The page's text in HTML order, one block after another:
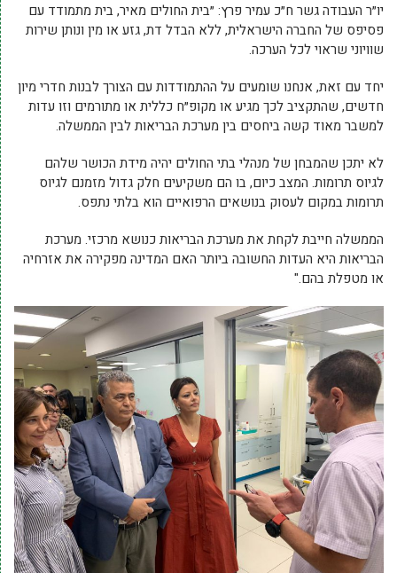
יו״ר העבודה גשר ח״כ עמיר פרץ: ״בית החולים מאיר, בית מתמודד עם
פסיפס של החברה הישראלית, ללא הבדל דת, גזע או מין ונותן שירות
שוויוני שראוי לכל הערכה.
יחד עם זאת, אנחנו שומעים על ההתמודדות עם הצורך לבנות חדרי מיון
חדשים, שהתקציב לכך מגיע או מקופ״ח כללית או מתורמים וזו עדות
למשבר מאוד קשה ביחסים בין מערכת הבריאות לבין הממשלה.
לא יתכן שהמבחן של מנהלי בתי החולים יהיה מידת הכושר שלהם
לגיוס תרומות. המצב כיום, בו הם משקיעים חלק גדול מזמנם לגיוס
תרומות במקום לעסוק בנושאים הרפואיים הוא בלתי נתפס.
הממשלה חייבת לקחת את מערכת הבריאות כנושא מרכזי. מערכת
הבריאות היא העדות החשובה ביותר האם המדינה מפקירה את אזרחיה
או מטפלת בהם."